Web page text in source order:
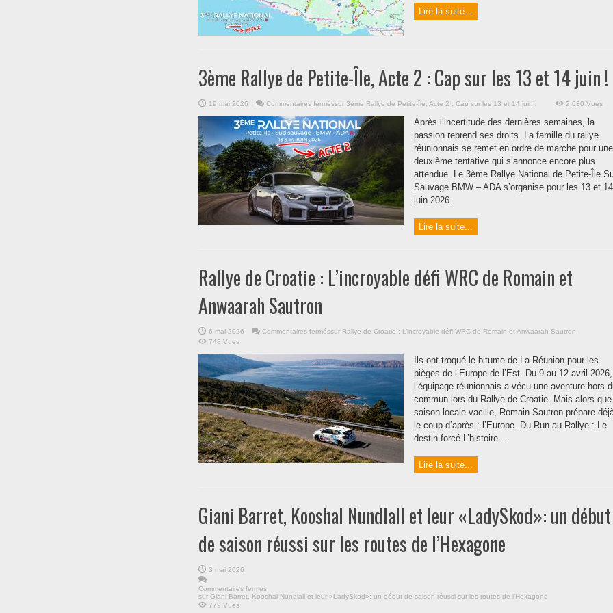
Lire la suite...
3ème Rallye de Petite-Île, Acte 2 : Cap sur les 13 et 14 juin !
19 mai 2026 Commentaires ferméssur 3ème Rallye de Petite-Île, Acte 2 : Cap sur les 13 et 14 juin ! 2,630 Vues
Après l’incertitude des dernières semaines, la
passion reprend ses droits. La famille du rallye
réunionnais se remet en ordre de marche pour une
deuxième tentative qui s’annonce encore plus
attendue. Le 3ème Rallye National de Petite-Île
Sauvage BMW – ADA s’organise pour les 13 et 14
juin 2026.
Lire la suite...
Rallye de Croatie : L’incroyable défi WRC de Romain et
Anwaarah Sautron
6 mai 2026 Commentaires ferméssur Rallye de Croatie : L’incroyable défi WRC de Romain et Anwaarah Sautron
748 Vues
Ils ont troqué le bitume de La Réunion pour les
pièges de l’Europe de l’Est. Du 9 au 12 avril 2026,
l’équipage réunionnais a vécu une aventure hors
commun lors du Rallye de Croatie. Mais alors
saison locale vacille, Romain Sautron prépare
le coup d’après : l’Europe. Du Run au Rallye : Le
destin forcé L’histoire ...
Lire la suite...
Giani Barret, Kooshal Nundlall et leur «LadySkod»: un début
de saison réussi sur les routes de l’Hexagone
3 mai 2026
Commentaires fermés
sur Giani Barret, Kooshal Nundlall et leur «LadySkod»: un début de saison réussi sur les routes de l’Hexagone
779 Vues